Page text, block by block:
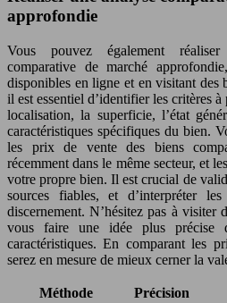
approfondie
Vous pouvez également
comparative de marché
disponibles en ligne et en visitant des
il est essentiel d’identifier les critères
localisation, la superficie, l’état
caractéristiques spécifiques du bien.
les prix de vente des biens
récemment dans le même secteur, et
votre propre bien. Il est crucial de
sources fiables, et d’interpréter
discernement. N’hésitez pas à visiter
vous faire une idée plus
caractéristiques. En comparant les
serez en mesure de mieux cerner la
Méthode Précision